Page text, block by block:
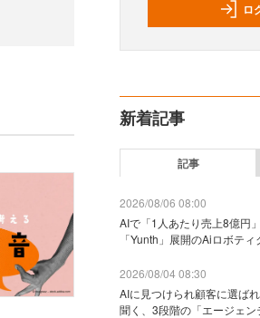
ロ
新着記事
記事
2026/08/06 08:00
AIで「1人あたり売上8億円
「Yunth」展開のAiロボテ
2026/08/04 08:30
AIに見つけられ顧客に選ば
聞く、3段階の「エージェ